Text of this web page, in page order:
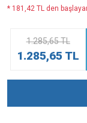
* 181,42 TL den
1.285,65 TL
1.285,65 TL